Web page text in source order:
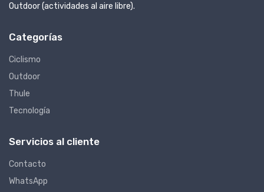
Outdoor (actividades al aire libre).
Categorías
Ciclismo
Outdoor
Thule
Tecnología
Servicios al cliente
Contacto
WhatsApp